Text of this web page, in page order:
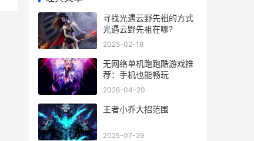
寻找光遇云野先祖的方式
光遇云野先袓在哪?
2025-02-18
无网络单机跑跑酷游戏推
荐：手机也能畅玩
2026-04-20
王者小乔大招范围
2025-07-29